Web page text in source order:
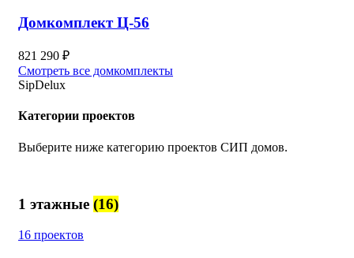
Домкомплект Ц-56
821 290 ₽
Смотреть все домкомплекты
SipDelux
Категории проектов
Выберите ниже категорию проектов СИП домов.
1 этажные (16)
16 проектов